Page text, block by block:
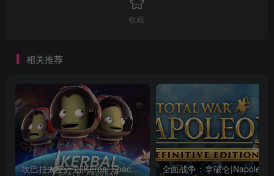
收藏
相关推荐
坎巴拉太空计划|Kerbal Space Program|1.12.5.3190|整合全DLC